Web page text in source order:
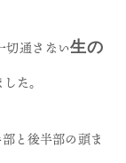
切通さない生の
た。
と後半部の頭ま